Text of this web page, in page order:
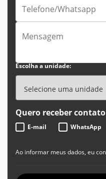
Escolha a unidade:
Quero receber
E-mail WhatsApp
Ao informar meus dados, eu